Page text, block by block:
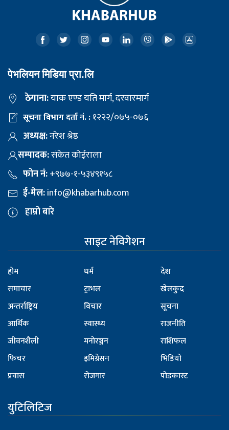
पेभलियन मिडिया प्रा.लि
ठेगाना:याक एण्ड यति मार्ग, दरवारमार्ग
सूचना विभाग दर्ता नं. :१२२२/०७५-०७६
अध्यक्ष:नरेश श्रेष्ठ
सम्पादक:संकेत कोईराला
फोन नं:+९७७-१-५३४९१५८
ई-मेल:info@khabarhub.com
हाम्रो बारे
साइट नेविगेशन
होम
समाचार
अन्तर्राष्ट्रिय
आर्थिक
जीवनशैली
फिचर
प्रवास
धर्म
ट्राभल
विचार
स्वास्थ्य
मनोरञ्जन
इमिग्रेसन
रोजगार
देश
खेलकुद
सूचना
राजनीति
राशिफल
भिडियो
पोडकास्ट
युटिलिटिज